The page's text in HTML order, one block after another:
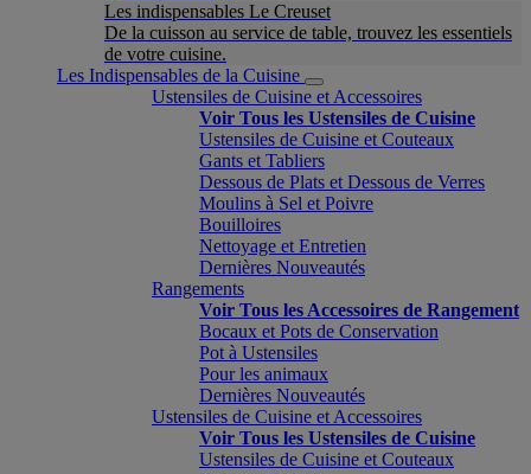
Les indispensables Le Creuset
De la cuisson au service de table, trouvez les essentiels
de votre cuisine.
Les Indispensables de la Cuisine
Ustensiles de Cuisine et Accessoires
Voir Tous les Ustensiles de Cuisine
Ustensiles de Cuisine et Couteaux
Gants et Tabliers
Dessous de Plats et Dessous de Verres
Moulins à Sel et Poivre
Bouilloires
Nettoyage et Entretien
Dernières Nouveautés
Rangements
Voir Tous les Accessoires de Rangement
Bocaux et Pots de Conservation
Pot à Ustensiles
Pour les animaux
Dernières Nouveautés
Ustensiles de Cuisine et Accessoires
Voir Tous les Ustensiles de Cuisine
Ustensiles de Cuisine et Couteaux